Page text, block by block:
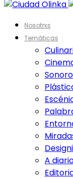
Nosotrxs
Temáticas
Sonoro
A